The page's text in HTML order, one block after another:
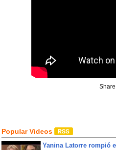
Popular Videos
Yanina Latorre rompió